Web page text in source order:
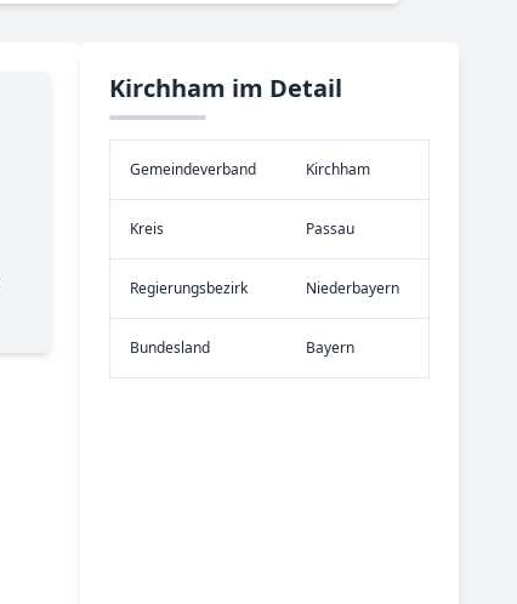
Kirchham im Detail
Gemeinde­verband Kirchham
Kreis Passau
Re­gier­ungs­bezirk Niederbayern
Bundes­land Bayern